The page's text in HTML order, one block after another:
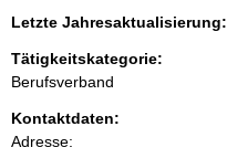
n
i
n
Letzte Jahresaktualisierung:
Tätigkeitskategorie:
Berufsverband
Kontaktdaten:
Adresse: